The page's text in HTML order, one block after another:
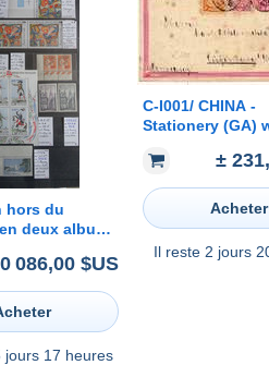
hors du
deux albums
En pochettes,
086,00 $US
jours 17 heures
C-I001/ CHINA -
Stationery (GA) with
14.12.00 to
crew-member
±
Acheter
Il reste 2 jours